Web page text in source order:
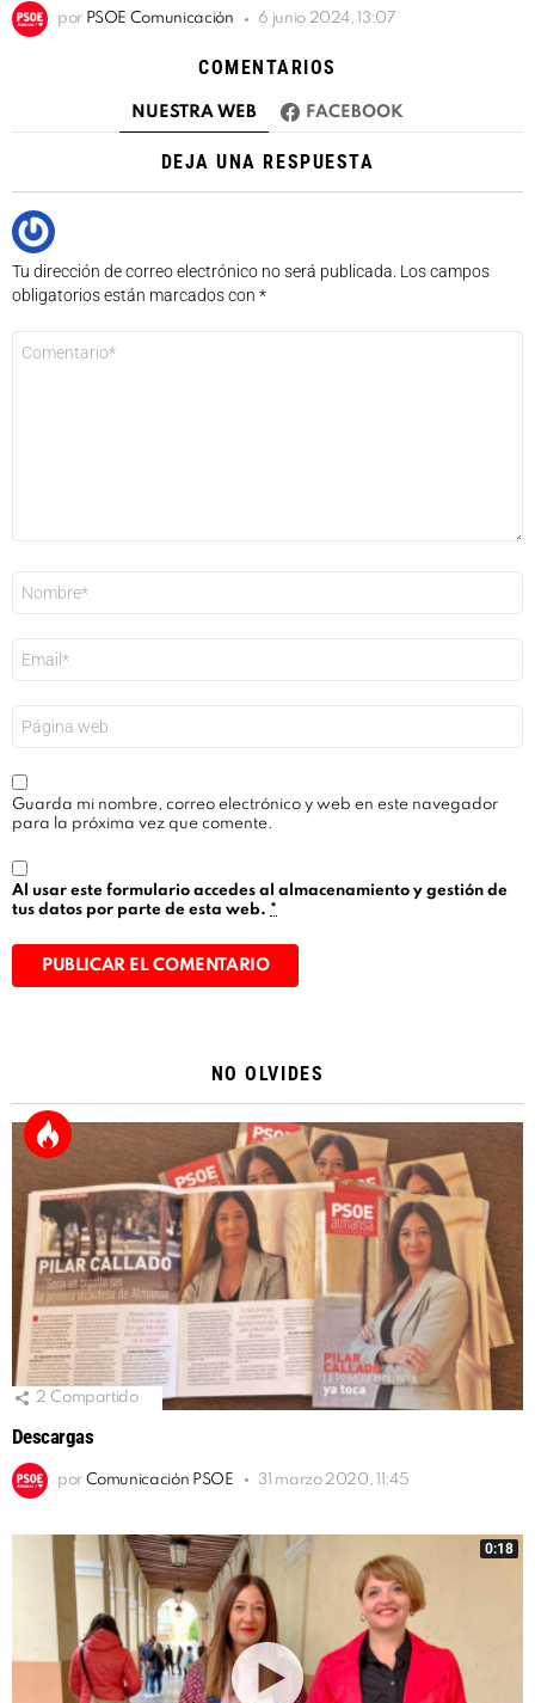
por PSOE Comunicación 6 junio 2024, 13:07
COMENTARIOS
NUESTRA WEB FACEBOOK
DEJA UNA RESPUESTA
Tu dirección de correo electrónico no será publicada. Los campos
obligatorios están marcados con *
electrónico
*
Guarda mi nombre, correo electrónico y web en este navegador
para la próxima vez que comente.
Al usar este formulario accedes al almacenamiento y gestión de
tus datos por parte de esta web. *
NO OLVIDES
2 Compartido
Descargas
por Comunicación PSOE 31 marzo 2020, 11:45
0:18